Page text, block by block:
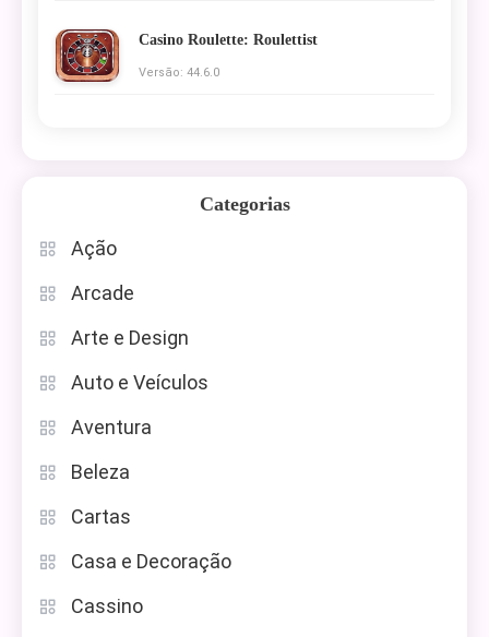
Casino Roulette: Roulettist
Versão: 44.6.0
Categorias
Ação
Arcade
Arte e Design
Auto e Veículos
Aventura
Beleza
Cartas
Casa e Decoração
Cassino